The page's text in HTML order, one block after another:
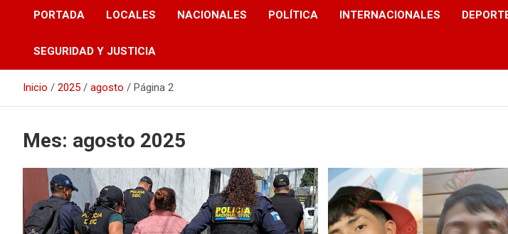
PORTADA LOCALES NACIONALES POLÍTICA INTERNACIONALES
SEGURIDAD Y JUSTICIA
Inicio 2025 agosto Página 2
Mes: agosto 2025